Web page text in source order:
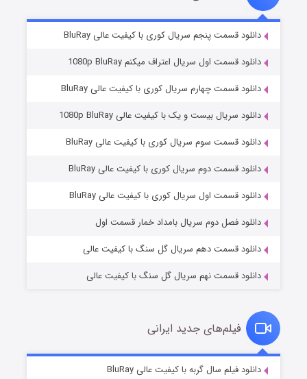
قسمت۸ (زیرنویس) منتشر شد
عملیات آپارتمان
قسمت۲ (زیرنویس) منتشر شد
قسمت۲ (زیرنویس) منتشر شد
دانلود قسمت پنجم سریال کوری با کیفیت عالی BluRay
دانلود قسمت اول سریال اعتراف میکنم 1080p BluRay
دانلود قسمت چهارم سریال کوری با کیفیت عالی BluRay
دانلود سریال بیست و یک با کیفیت عالی 1080p BluRay
دانلود قسمت سوم سریال کوری با کیفیت عالی BluRay
دانلود قسمت دوم سریال کوری با کیفیت عالی BluRay
دانلود قسمت اول سریال کوری با کیفیت عالی BluRay
دانلود فصل دوم سریال بامداد خمار قسمت اول
دانلود قسمت دهم سریال گل سنگ با کیفیت عالی
دانلود قسمت نهم سریال گل سنگ با کیفیت عالی
فیلم‌های جدید ایرانی
دانلود فیلم سال گربه با کیفیت عالی BluRay